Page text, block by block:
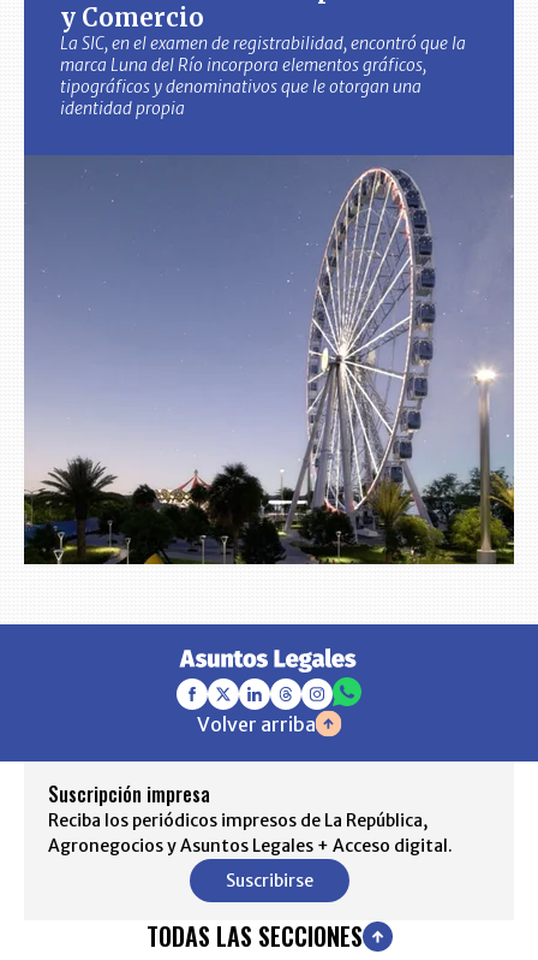
y Comercio
La SIC, en el examen de registrabilidad, encontró que la
marca Luna del Río incorpora elementos gráficos,
tipográficos y denominativos que le otorgan una
identidad propia
Volver arriba
Suscripción impresa
Reciba los periódicos impresos de La República,
Agronegocios y Asuntos Legales + Acceso digital.
Suscribirse
TODAS LAS SECCIONES